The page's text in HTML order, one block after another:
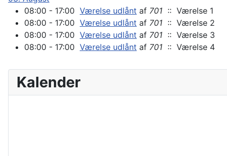
08:00 - 17:00 Værelse udlånt af 701 :: Værelse 1
08:00 - 17:00 Værelse udlånt af 701 :: Værelse 2
08:00 - 17:00 Værelse udlånt af 701 :: Værelse 3
08:00 - 17:00 Værelse udlånt af 701 :: Værelse 4
Kalender